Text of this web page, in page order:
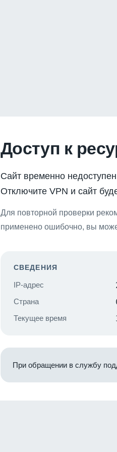
Доступ к
Сайт временно
Отключите VPN и сайт
Для повторной проверки
применено ошибочно, вы
СВЕДЕНИЯ
IP-адрес
Страна
Текущее время
При обращении в службу